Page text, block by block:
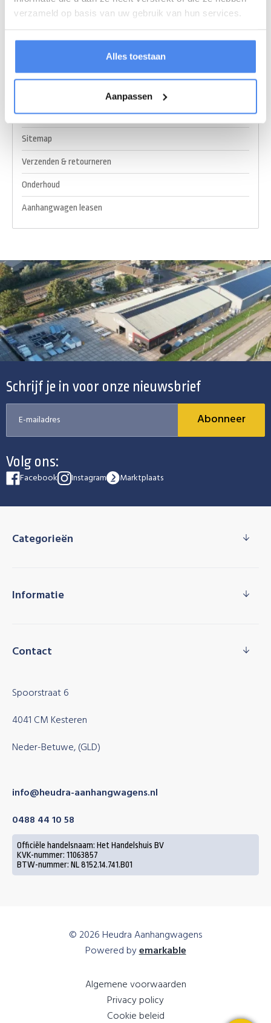
verzameld op basis van uw gebruik van hun services.
Alles toestaan
Aanpassen
Klantenservice
Sitemap
Verzenden & retourneren
Onderhoud
Aanhangwagen leasen
Schrijf je in voor onze nieuwsbrief
Abonneer
Volg ons:
Facebook Instagram Marktplaats
Categorieën
Informatie
Contact
Spoorstraat 6
4041 CM Kesteren
Neder-Betuwe, (GLD)
info@heudra-aanhangwagens.nl
0488 44 10 58
Officiële handelsnaam: Het Handelshuis BV
KVK-nummer: 11063857
BTW-nummer: NL 8152.14.741.B01
© 2026 Heudra Aanhangwagens
Powered byemarkable
Algemene voorwaarden
Privacy policy
Cookie beleid